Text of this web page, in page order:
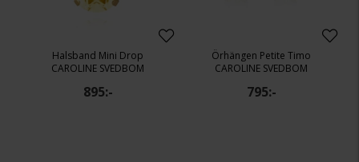
Halsband Mini Drop
CAROLINE SVEDBOM
895:-
Örhängen Petite Timo
CAROLINE SVEDBOM
795:-